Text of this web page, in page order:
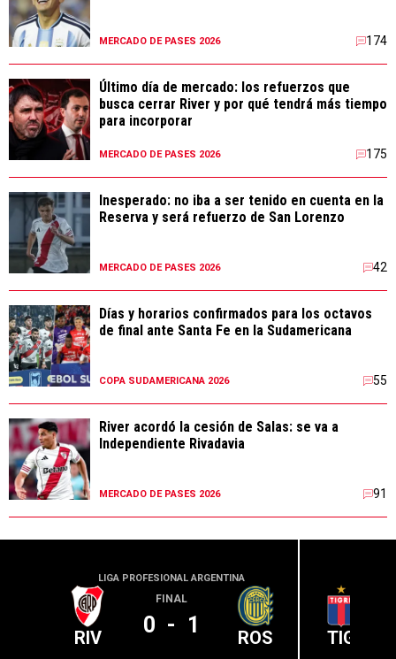
MERCADO DE PASES 2026 174
Último día de mercado: los refuerzos que
busca cerrar River y por qué tendrá más tiempo
para incorporar
MERCADO DE PASES 2026 175
Inesperado: no iba a ser tenido en cuenta en la
Reserva y será refuerzo de San Lorenzo
MERCADO DE PASES 2026 42
Días y horarios confirmados para los octavos
de final ante Santa Fe en la Sudamericana
COPA SUDAMERICANA 2026 55
River acordó la cesión de Salas: se va a
Independiente Rivadavia
MERCADO DE PASES 2026 91
LIGA PROFESIONAL ARGENTINA
RIV
FINAL
0 - 1 ROS TIG